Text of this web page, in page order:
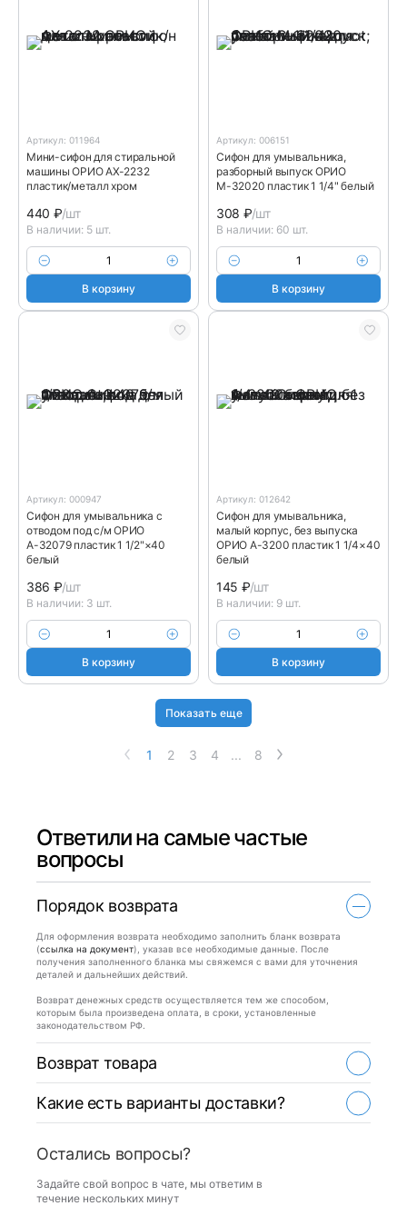
Артикул: 011964
Мини-сифон для стиральной
машины ОРИО АХ-2232
пластик/металл хром
440 ₽/шт
В наличии: 5 шт.
В корзину
Артикул: 006151
Сифон для умывальника,
разборный выпуск ОРИО
М-32020 пластик 1 1/4" белый
308 ₽/шт
В наличии: 60 шт.
В корзину
Артикул: 000947
Сифон для умывальника с
отводом под с/м ОРИО
А-32079 пластик 1 1/2"×40
белый
386 ₽/шт
В наличии: 3 шт.
В корзину
Артикул: 012642
Сифон для умывальника,
малый корпус, без выпуска
ОРИО А-3200 пластик 1 1/4×40
белый
145 ₽/шт
В наличии: 9 шт.
В корзину
Показать еще
1 2 3 4 ... 8
Ответили на самые частые
вопросы
Порядок возврата
Для оформления возврата необходимо заполнить бланк возврата
(ссылка на документ), указав все необходимые данные. После
получения заполненного бланка мы свяжемся с вами для уточнения
деталей и дальнейших действий.
Возврат денежных средств осуществляется тем же способом,
которым была произведена оплата, в сроки, установленные
законодательством РФ.
Возврат товара
Какие есть варианты доставки?
Остались вопросы?
Задайте свой вопрос в чате, мы ответим в
течение нескольких минут